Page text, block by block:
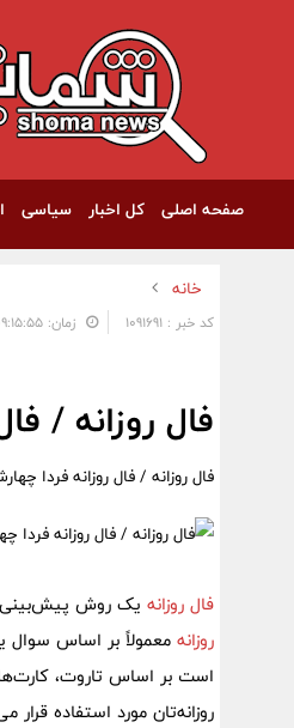
صفحه اصلی کل اخبار سیاسی
خانه
کد خبر : 1091691 زمان: ۰۹:۱۵:۵۵ - تاریخ: ۱۴۰۳/۰۴/۰۵
فال روزانه / فال روزانه
فال روزانه / فال روزانه فردا چهارشنبه 6 تیر ماه 1403 را
فال روزانه یک روش پیش‌بینی
روزانه معمولاً بر اساس سوال
است بر اساس تاروت،
روزانه‌تان مورد استفاده